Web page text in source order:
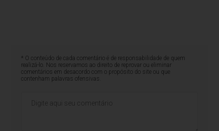
* O conteúdo de cada comentário é de responsabilidade de quem
realizá-lo. Nos reservamos ao direito de reprovar ou eliminar
comentários em desacordo com o propósito do site ou que
contenham palavras ofensivas.